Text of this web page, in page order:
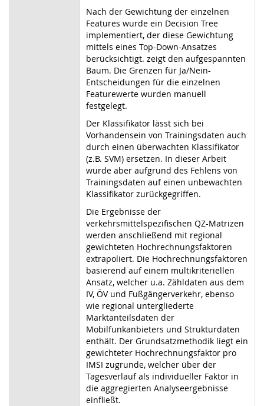
Nach der Gewichtung der einzelnen
Features wurde ein Decision Tree
implementiert, der diese Gewichtung
mittels eines Top-Down-Ansatzes
berücksichtigt. zeigt den aufgespannten
Baum. Die Grenzen für Ja/Nein-
Entscheidungen für die einzelnen
Featurewerte wurden manuell
festgelegt.
Der Klassifikator lässt sich bei
Vorhandensein von Trainingsdaten auch
durch einen überwachten Klassifikator
(z.B. SVM) ersetzen. In dieser Arbeit
wurde aber aufgrund des Fehlens von
Trainingsdaten auf einen unbewachten
Klassifikator zurückgegriffen.
Die Ergebnisse der
verkehrsmittelspezifischen QZ-Matrizen
werden anschließend mit regional
gewichteten Hochrechnungsfaktoren
extrapoliert. Die Hochrechnungsfaktoren
basierend auf einem multikriteriellen
Ansatz, welcher u.a. Zähldaten aus dem
IV, ÖV und Fußgängerverkehr, ebenso
wie regional untergliederte
Marktanteilsdaten der
Mobilfunkanbieters und Strukturdaten
enthält. Der Grundsatzmethodik liegt ein
gewichteter Hochrechnungsfaktor pro
IMSI zugrunde, welcher über der
Tagesverlauf als individueller Faktor in
die aggregierten Analyseergebnisse
einfließt.